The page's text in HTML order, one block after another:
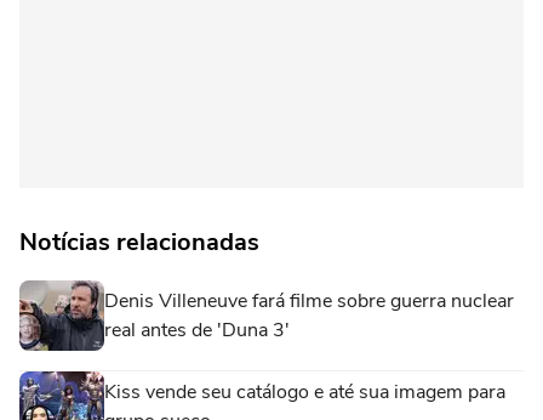
Notícias relacionadas
Denis Villeneuve fará filme sobre guerra nuclear
real antes de 'Duna 3'
Kiss vende seu catálogo e até sua imagem para